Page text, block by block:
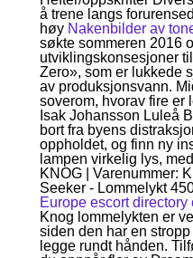
å trene langs
høy Nakenbilder av
søkte sommeren 2016
utviklingskonsesjoner
Zero», som er lukkede
av produksjonsvann.
soverom, hvorav fire er
Isak Johansson Luleå
bort fra byens
oppholdet, og finn ny
lampen virkelig lys,
KNOG | Varenummer:
Seeker - Lommelykt
Europe escort
Knog lommelykten er
siden den har en
legge rundt hånden.